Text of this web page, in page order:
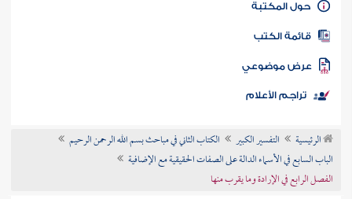
كتاب الأمة
المكتبة
الكتب
موضوعي
تراجم الأعلام
الرئيسية التفسير الكبير
الكتاب الثاني في مباحث بسم الله الرحمن الرحيم
الباب السابع في الأسماء الدالة على الصفات الحقيقية مع الإضافية
الفصل الرابع في الإرادة وما يقرب منها